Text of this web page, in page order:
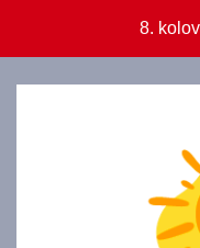
content
8.